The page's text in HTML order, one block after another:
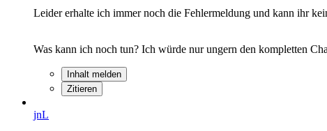
Leider erhalte ich immer noch die Fehlermeldung und kann ihr
Was kann ich noch tun? Ich würde nur ungern den kompletten
Inhalt melden
Zitieren
jnL